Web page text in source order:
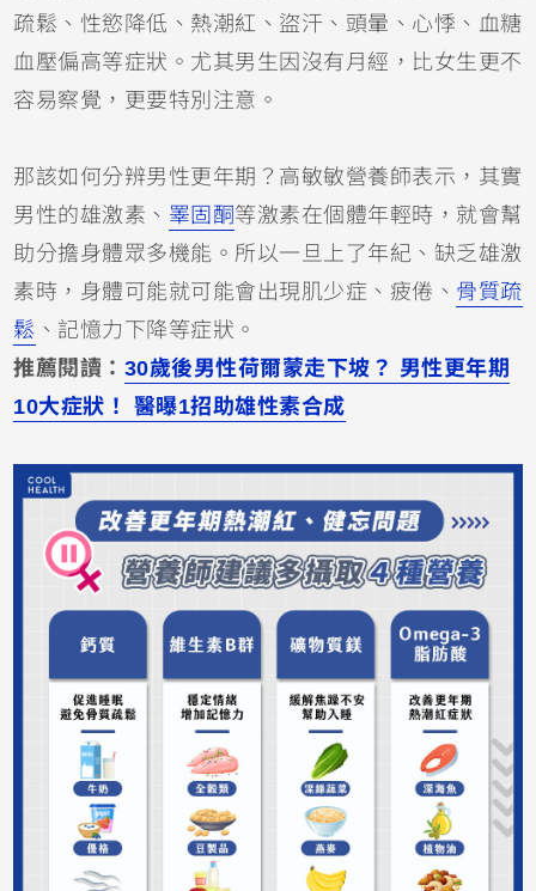
疏鬆、性慾降低、熱潮紅、盜汗、頭暈、心悸、血糖
血壓偏高等症狀。尤其男生因沒有月經，比女生更不
容易察覺，更要特別注意。
那該如何分辨男性更年期？高敏敏營養師表示，其實
男性的雄激素、 睪固酮 等激素在個體年輕時，就會幫
助分擔身體眾多機能。所以一旦上了年紀、缺乏雄激
素時，身體可能就可能會出現肌少症、疲倦、 骨質疏
鬆 、記憶力下降等症狀。
推薦閱讀： 30歲後男性荷爾蒙走下坡？ 男性更年期
10大症狀！ 醫曝1招助雄性素合成